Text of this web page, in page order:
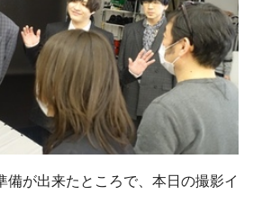
備が出来たところで、本日の撮影イ